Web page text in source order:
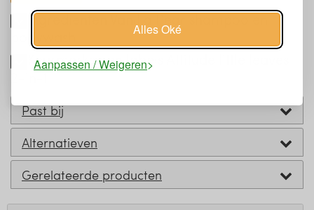
Alles Oké
Aanpassen / Weigeren
Ingrediënten Vanilla Pear shampoo en
Keurmerken en labels Attitude little leaves
2-in-1
Past bij
Alternatieven
Gerelateerde producten